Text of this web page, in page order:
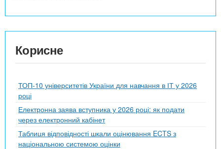
Корисне
ТОП-10 університетів України для навчання в ІТ у 2026
році
Електронна заява вступника у 2026 році: як подати
через електронний кабінет
Таблиця відповідності шкали оцінювання ECTS з
національною системою оцінки